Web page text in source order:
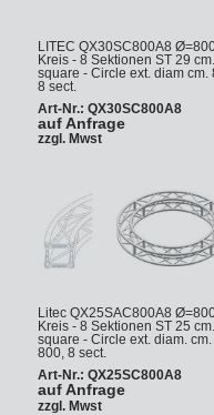
LITEC QX30SC800A8
Kreis - 8 Sektionen ST 29 cm.
square - Circle ext. diam cm.
8 sect.
Art-Nr.: QX30SC800A8
auf Anfrage
zzgl. Mwst
Litec QX25SAC800A8
Kreis - 8 Sektionen ST 25 cm.
square - Circle ext. diam. cm.
800, 8 sect.
Art-Nr.: QX25SC800A8
auf Anfrage
zzgl. Mwst